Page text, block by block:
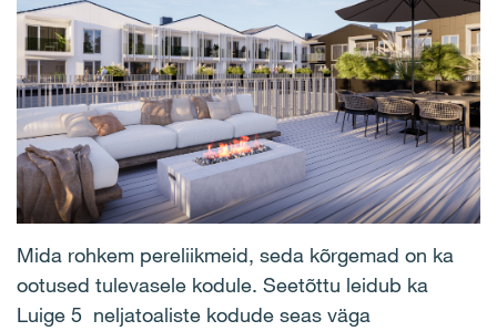
Mida rohkem pereliikmeid, seda kõrgemad on ka
ootused tulevasele kodule. Seetõttu leidub ka
Luige 5 neljatoaliste kodude seas väga